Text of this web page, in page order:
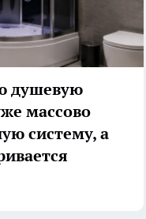
душевую
массово
систему, а